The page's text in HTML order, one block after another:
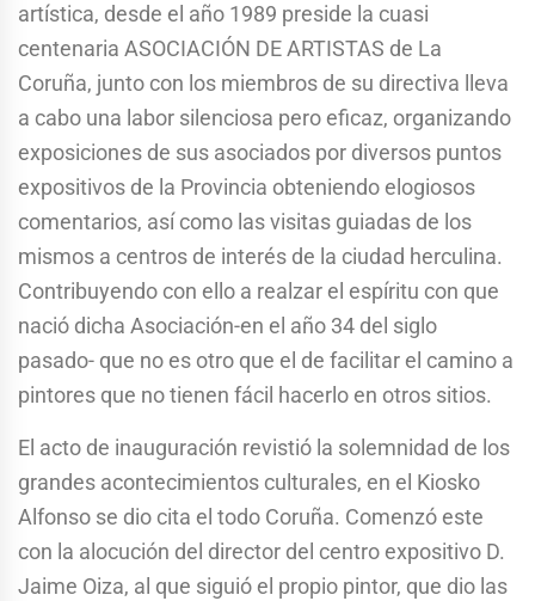
artística, desde el año 1989 preside la cuasi
centenaria ASOCIACIÓN DE ARTISTAS de La
Coruña, junto con los miembros de su directiva lleva
a cabo una labor silenciosa pero eficaz, organizando
exposiciones de sus asociados por diversos puntos
expositivos de la Provincia obteniendo elogiosos
comentarios, así como las visitas guiadas de los
mismos a centros de interés de la ciudad herculina.
Contribuyendo con ello a realzar el espíritu con que
nació dicha Asociación-en el año 34 del siglo
pasado- que no es otro que el de facilitar el camino a
pintores que no tienen fácil hacerlo en otros sitios.
El acto de inauguración revistió la solemnidad de los
grandes acontecimientos culturales, en el Kiosko
Alfonso se dio cita el todo Coruña. Comenzó este
con la alocución del director del centro expositivo D.
Jaime Oiza, al que siguió el propio pintor, que dio las